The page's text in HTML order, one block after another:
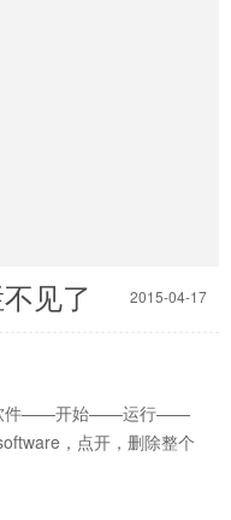
见了 2015-04-17
软件——开始——运行——
，点开，删除整个